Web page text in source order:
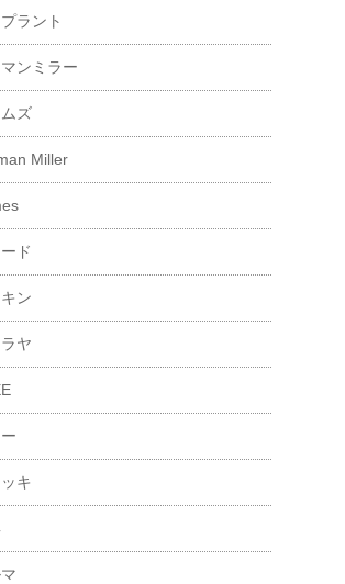
ラント
ンミラー
ズ
Miller
ド
ン
ヤ
キ